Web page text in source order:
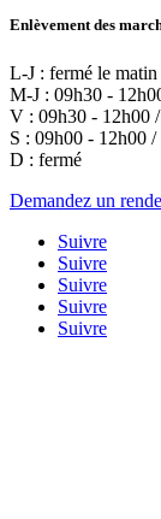
Enlèvement des
L-J : fermé le
M-J : 09h30 -
V : 09h30 - 12h00
S : 09h00 - 12h00
D : fermé
Demandez un
Suivre
Suivre
Suivre
Suivre
Suivre